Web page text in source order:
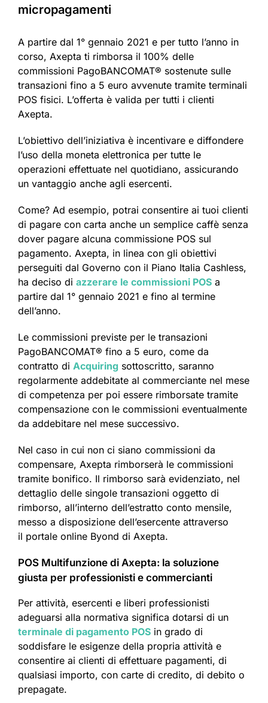
micropagamenti
A partire dal 1° gennaio 2021 e per tutto l’anno in
corso, Axepta ti rimborsa il 100% delle
commissioni PagoBANCOMAT® sostenute sulle
transazioni fino a 5 euro avvenute tramite terminali
POS fisici. L’offerta è valida per tutti i clienti
Axepta.
L’obiettivo dell’iniziativa è incentivare e diffondere
l’uso della moneta elettronica per tutte le
operazioni effettuate nel quotidiano, assicurando
un vantaggio anche agli esercenti.
Come? Ad esempio, potrai consentire ai tuoi clienti
di pagare con carta anche un semplice caffè senza
dover pagare alcuna commissione POS sul
pagamento. Axepta, in linea con gli obiettivi
perseguiti dal Governo con il Piano Italia Cashless,
ha deciso di azzerare le commissioni POS a
partire dal 1° gennaio 2021 e fino al termine
dell’anno.
Le commissioni previste per le transazioni
PagoBANCOMAT® fino a 5 euro, come da
contratto di Acquiring sottoscritto, saranno
regolarmente addebitate al commerciante nel mese
di competenza per poi essere rimborsate tramite
compensazione con le commissioni eventualmente
da addebitare nel mese successivo.
Nel caso in cui non ci siano commissioni da
compensare, Axepta rimborserà le commissioni
tramite bonifico. Il rimborso sarà evidenziato, nel
dettaglio delle singole transazioni oggetto di
rimborso, all’interno dell’estratto conto mensile,
messo a disposizione dell’esercente attraverso
il portale online Byond di Axepta.
POS Multifunzione di Axepta: la soluzione
giusta per professionisti e commercianti
Per attività, esercenti e liberi professionisti
adeguarsi alla normativa significa dotarsi di un
terminale di pagamento POS in grado di
soddisfare le esigenze della propria attività e
consentire ai clienti di effettuare pagamenti, di
qualsiasi importo, con carte di credito, di debito o
prepagate.